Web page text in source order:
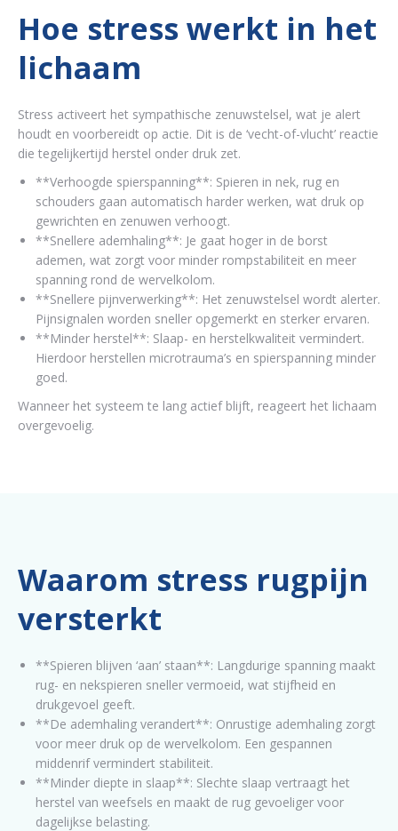
Hoe stress werkt in het
lichaam
Stress activeert het sympathische zenuwstelsel, wat je alert
houdt en voorbereidt op actie. Dit is de ‘vecht-of-vlucht’ reactie
die tegelijkertijd herstel onder druk zet.
**Verhoogde spierspanning**: Spieren in nek, rug en
schouders gaan automatisch harder werken, wat druk op
gewrichten en zenuwen verhoogt.
**Snellere ademhaling**: Je gaat hoger in de borst
ademen, wat zorgt voor minder rompstabiliteit en meer
spanning rond de wervelkolom.
**Snellere pijnverwerking**: Het zenuwstelsel wordt alerter.
Pijnsignalen worden sneller opgemerkt en sterker ervaren.
**Minder herstel**: Slaap- en herstelkwaliteit vermindert.
Hierdoor herstellen microtrauma’s en spierspanning minder
goed.
Wanneer het systeem te lang actief blijft, reageert het lichaam
overgevoelig.
Waarom stress rugpijn
versterkt
**Spieren blijven ‘aan’ staan**: Langdurige spanning maakt
rug- en nekspieren sneller vermoeid, wat stijfheid en
drukgevoel geeft.
**De ademhaling verandert**: Onrustige ademhaling zorgt
voor meer druk op de wervelkolom. Een gespannen
middenrif vermindert stabiliteit.
**Minder diepte in slaap**: Slechte slaap vertraagt het
herstel van weefsels en maakt de rug gevoeliger voor
dagelijkse belasting.